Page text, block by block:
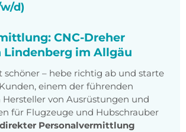
d)
CNC-Dreher
Lindenberg im Allgäu
schöner – hebe richtig ab und starte
einem der führenden
Hersteller von Ausrüstungen und
für Flugzeuge und Hubschrauber
direkter Personalvermittlung